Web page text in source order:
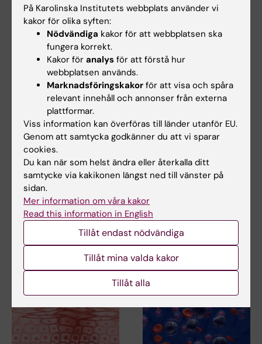
I en översiktsartikel i
tidskriften Nature Reviews
Endocrinology…
blodtest
lättare att hitta de farligaste
15 jun 2026
Vissa immunceller
kan bromsa
immunterapi mot
cancer
En typ av vita blodkroppar i
immunsystemet som kallas
8 jun 2026
RNA påverkar cellers
En ny doktorsavhandling från
Karolinska Institutet visar att
RNA kan…
På Karolinska Institutets webbplats använder vi
kakor för olika syften:
Nödvändiga kakor för att webbplatsen ska
fungera korrekt.
Kakor för analys för att förstå hur
webbplatsen används.
Marknadsföringskakor för att visa och spåra
relevant innehåll och annonser från externa
plattformar.
Viss information kan överföras till länder utanför EU.
Genom att samtycka godkänner du att vi sparar
cookies.
Du kan när som helst ändra eller återkalla ditt
samtycke via kakikonen längst ned till vänster på
sidan.
Mer information om våra kakor
Read this information in English
Tillåt endast nödvändiga
Tillåt mina valda kakor
Tillåt alla